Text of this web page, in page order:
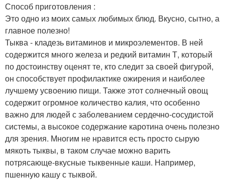
Способ приготовления :
Это одно из моих самых любимых блюд. Вкусно, сытно, а
главное полезно!
Тыква - кладезь витаминов и микроэлементов. В ней
содержится много железа и редкий витамин Т, который
по достоинству оценят те, кто следит за своей фигурой,
он способствует профилактике ожирения и наиболее
лучшему усвоению пищи. Также этот солнечный овощ
содержит огромное количество калия, что особенно
важно для людей с заболеванием сердечно-сосудистой
системы, а высокое содержание каротина очень полезно
для зрения. Многим не нравится есть просто сырую
мякоть тыквы, в таком случае можно варить
потрясающе-вкусные тыквенные каши. Например,
пшенную кашу с тыквой.